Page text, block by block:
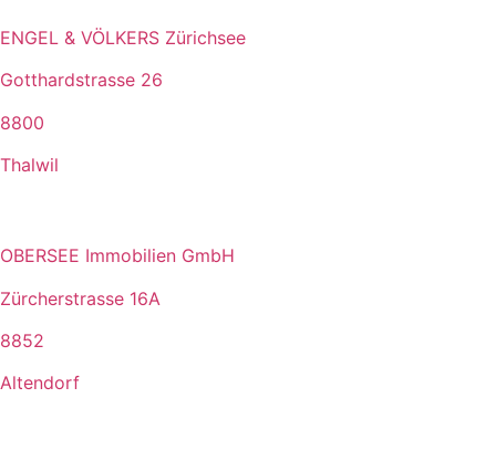
ENGEL & VÖLKERS Zürichsee
Gotthardstrasse 26
8800
Thalwil
OBERSEE Immobilien GmbH
Zürcherstrasse 16A
8852
Altendorf